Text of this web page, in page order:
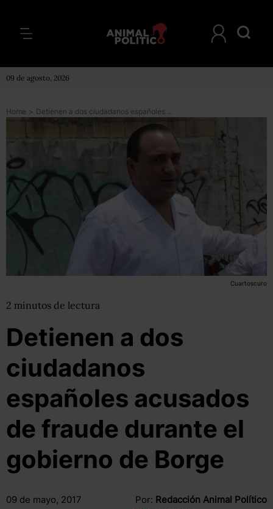
09 de agosto, 2026
Home > Detienen a dos ciudadanos españoles acusados de fraude durante el gobierno de Borge
Cuartoscuro
2 minutos de lectura
Detienen a dos
ciudadanos
españoles acusados
de fraude durante el
gobierno de Borge
09 de mayo, 2017 Por: Redacción Animal Político